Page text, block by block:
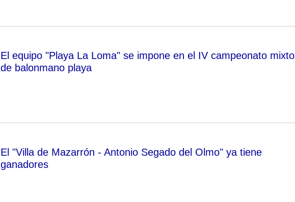
El equipo "Playa La Loma" se impone en el IV campeonato mixto
de balonmano playa
El "Villa de Mazarrón - Antonio Segado del Olmo" ya tiene
ganadores